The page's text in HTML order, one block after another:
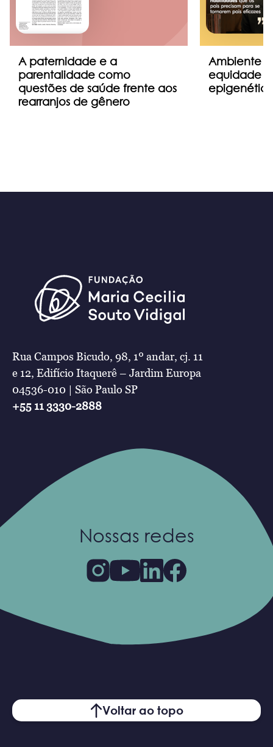
A paternidade e a
parentalidade como
questões de saúde frente aos
rearranjos de gênero
Ambiente
equidade
Rua Campos Bicudo, 98, 1º andar, cj. 11
e 12, Edifício Itaquerê – Jardim Europa
04536-010 | São Paulo SP
+55 11 3330-2888
Nossas redes
Voltar ao topo